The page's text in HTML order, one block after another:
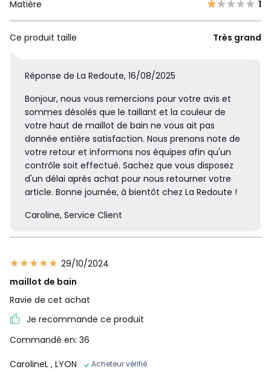
Matière 1
Ce produit taille Très grand
Réponse de La Redoute, 16/08/2025
Bonjour, nous vous remercions pour votre avis et
sommes désolés que le taillant et la couleur de
votre haut de maillot de bain ne vous ait pas
donnée entière satisfaction. Nous prenons note de
votre retour et informons nos équipes afin qu'un
contrôle soit effectué. Sachez que vous disposez
d'un délai après achat pour nous retourner votre
article. Bonne journée, à bientôt chez La Redoute !
Caroline, Service Client
29/10/2024
maillot de bain
Ravie de cet achat
Je recommande ce produit
Commandé en: 36
CarolineL , LYON Acheteur vérifié